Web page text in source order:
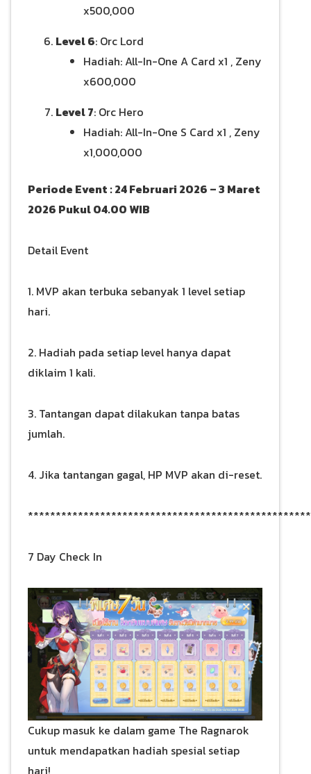
x500,000
Level 6: Orc Lord
Hadiah: All-In-One A Card x1 , Zeny
x600,000
Level 7: Orc Hero
Hadiah: All-In-One S Card x1 , Zeny
x1,000,000
Periode Event : 24 Februari 2026 – 3 Maret
2026 Pukul 04.00 WIB
Detail Event
1. MVP akan terbuka sebanyak 1 level setiap
hari.
2. Hadiah pada setiap level hanya dapat
diklaim 1 kali.
3. Tantangan dapat dilakukan tanpa batas
jumlah.
4. Jika tantangan gagal, HP MVP akan di-reset.
7 Day Check In
Cukup masuk ke dalam game The Ragnarok
untuk mendapatkan hadiah spesial setiap